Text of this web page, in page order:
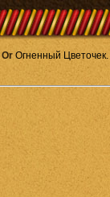
Or Огненный Цветочек.